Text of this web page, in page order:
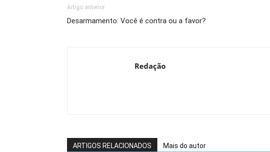
Artigo anterior
Desarmamento: Você é contra ou a favor?
Redação
ARTIGOS RELACIONADOS Mais do autor